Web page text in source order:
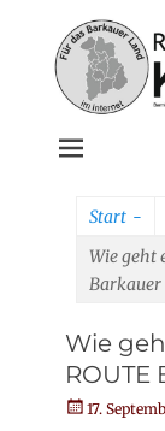
Start -
Wie geht
Barkauer
Wie
ROUTE
Veröffentlicht
17.